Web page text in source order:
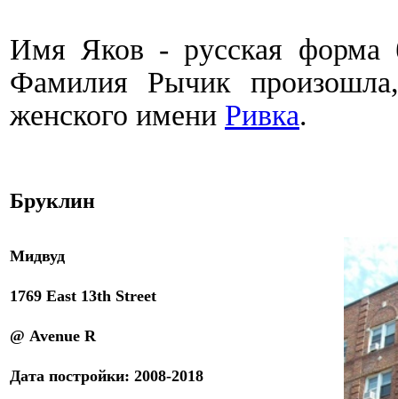
Имя Яков - русская форма
Фамилия Рычик
женского имени Ривка.
Бруклин
Мидвуд
1769 East 13th Street
@ Avenue R
Дата постройки: 2008-2018